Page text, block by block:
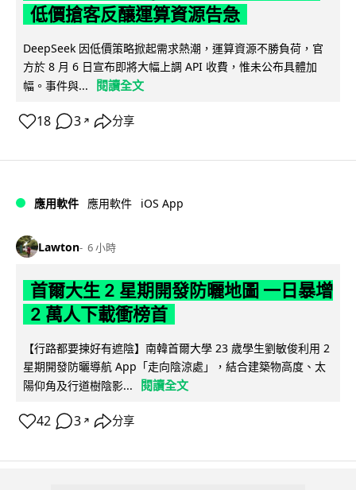
低價搶客反釀運算資源告急
DeepSeek 因低價策略掀起需求熱潮，運算資源不勝負荷，官
方於 8 月 6 日宣布即將大幅上調 API 收費，惟未公布具體加
幅。事件與...
閱讀全文
18 3 ↗ 分享
應用軟件 應用軟件 iOS App
Lawton 6 小時
首爾大生 2 星期開發防曬地圖 一日暴增
2 萬人下載衝榜首
【行路都要揀好有遮陰】南韓首爾大學 23 歲學生劉敏俊利用 2
星期開發防曬導航 App「走向陰涼處」，結合建築物高度、太
陽仰角及行道樹陰影...
閱讀全文
42 3 ↗ 分享